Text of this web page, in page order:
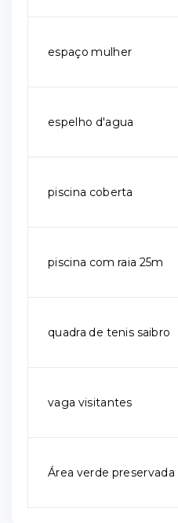
espaço mulher
espelho d'agua
piscina coberta
piscina com raia 25m
quadra de tenis saibro
vaga visitantes
Área verde preservada